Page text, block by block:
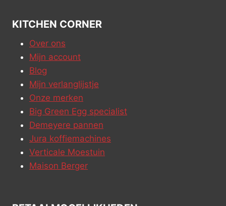
KITCHEN CORNER
Over ons
Mijn account
Blog
Mijn verlanglijstje
Onze merken
Big Green Egg specialist
Demeyere pannen
Jura koffiemachines
Verticale Moestuin
Maison Berger